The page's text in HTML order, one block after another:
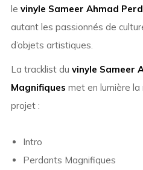
le vinyle Sameer Ahmad
autant les passionnés de
d’objets artistiques.
La tracklist du vinyle Sameer
Magnifiques met en lumière
projet :
Intro
Perdants Magnifiques